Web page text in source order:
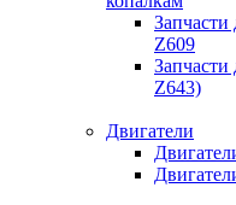
Запчасти
Z609
Z643)
Двигатели